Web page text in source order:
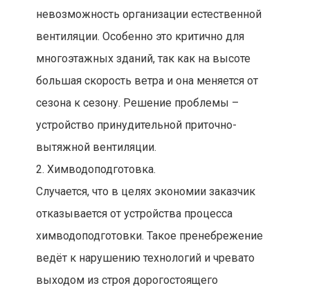
невозможность организации естественной
вентиляции. Особенно это критично для
многоэтажных зданий, так как на высоте
большая скорость ветра и она меняется от
сезона к сезону. Решение проблемы –
устройство принудительной приточно-
вытяжной вентиляции.
2. Химводоподготовка.
Случается, что в целях экономии заказчик
отказывается от устройства процесса
химводоподготовки. Такое пренебрежение
ведёт к нарушению технологий и чревато
выходом из строя дорогостоящего